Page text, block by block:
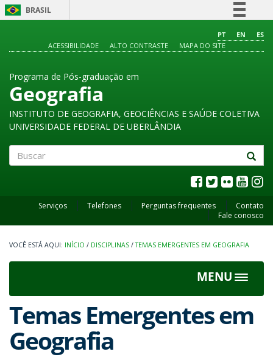
BRASIL
Comunica BR
PT EN
ES
ACESSIBILIDADE
ALTO CONTRASTE MAPA DO SITE
Programa de Pós-graduação em
Geografia
INSTITUTO DE GEOGRAFIA, GEOCIÊNCIAS E SAÚDE COLETIVA
UNIVERSIDADE FEDERAL DE UBERLÂNDIA
Serviços Telefones Perguntas frequentes
Contato
Fale conosco
INÍCIO / DISCIPLINAS / TEMAS EMERGENTES EM GEOGRAFIA
MENU
Toggle
Temas Emergentes em
Geografia